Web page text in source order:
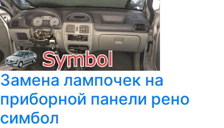
Замена лампочек на
приборной панели рено
симбол